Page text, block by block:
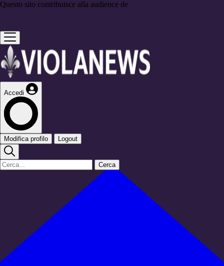
Questo sito contribuisce alla audience de
Accedi
Modifica profilo Logout
Cerca